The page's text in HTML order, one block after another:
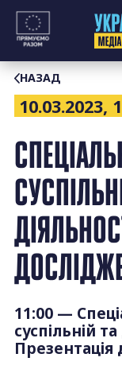
Перейти
контенту
НАЗАД
10.03.2023,
11:00 —
суспільній
Презентація